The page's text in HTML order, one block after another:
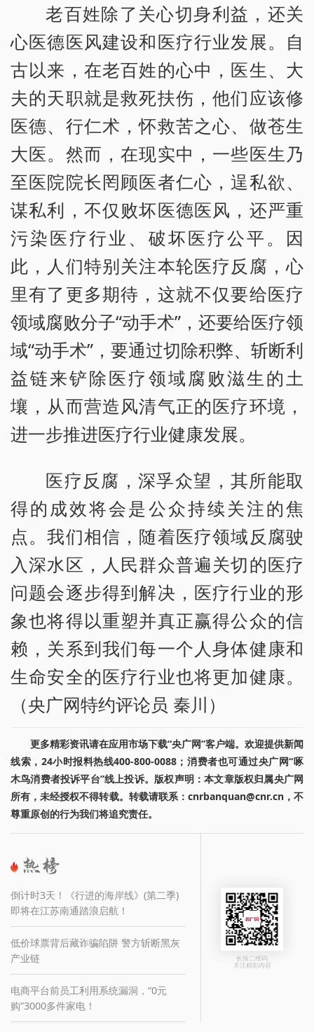
老百姓除了关心切身利益，还关
心医德医风建设和医疗行业发展。自
古以来，在老百姓的心中，医生、大
夫的天职就是救死扶伤，他们应该修
医德、行仁术，怀救苦之心、做苍生
大医。然而，在现实中，一些医生乃
至医院院长罔顾医者仁心，逞私欲、
谋私利，不仅败坏医德医风，还严重
污染医疗行业、破坏医疗公平。因
此，人们特别关注本轮医疗反腐，心
里有了更多期待，这就不仅要给医疗
领域腐败分子“动手术”，还要给医疗领
域“动手术”，要通过切除积弊、斩断利
益链来铲除医疗领域腐败滋生的土
壤，从而营造风清气正的医疗环境，
进一步推进医疗行业健康发展。
医疗反腐，深孚众望，其所能取
得的成效将会是公众持续关注的焦
点。我们相信，随着医疗领域反腐驶
入深水区，人民群众普遍关切的医疗
问题会逐步得到解决，医疗行业的形
象也将得以重塑并真正赢得公众的信
赖，关系到我们每一个人身体健康和
生命安全的医疗行业也将更加健康。
（央广网特约评论员 秦川）
更多精彩资讯请在应用市场下载“央广网”客户端。欢迎提供新闻
线索，24小时报料热线400-800-0088；消费者也可通过央广网“啄
木鸟消费者投诉平台”线上投诉。版权声明：本文章版权归属央广网
所有，未经授权不得转载。转载请联系：cnrbanquan@cnr.cn，不
尊重原创的行为我们将追究责任。
倒计时3天！《行进的海岸线》(第二季)
即将在江苏南通踏浪启航！
低价球票背后藏诈骗陷阱 警方斩断黑灰
产业链
电商平台前员工利用系统漏洞，“0元
购”3000多件家电！
长按二维码
关注精彩内容